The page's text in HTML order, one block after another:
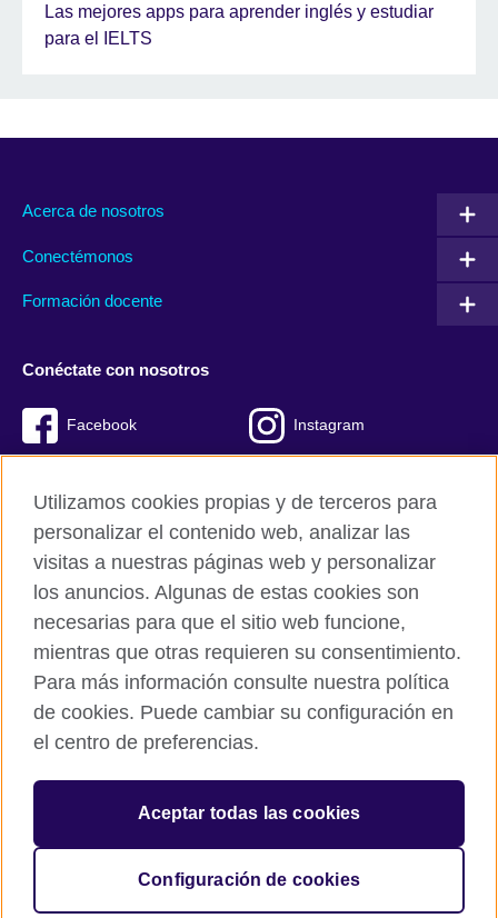
Las mejores apps para aprender inglés y estudiar
para el IELTS
Acerca de nosotros
Conectémonos
Formación docente
Conéctate con nosotros
Facebook Instagram
British Council global
Políticas de privacidad y condiciones de uso
© 2026 British Council
The United Kingdom’s international organisation for cultural
relations and educational opportunities.
Utilizamos cookies propias y de terceros para
personalizar el contenido web, analizar las
visitas a nuestras páginas web y personalizar
los anuncios. Algunas de estas cookies son
necesarias para que el sitio web funcione,
mientras que otras requieren su consentimiento.
Para más información consulte nuestra política
de cookies. Puede cambiar su configuración en
el centro de preferencias.
Aceptar todas las cookies
Configuración de cookies